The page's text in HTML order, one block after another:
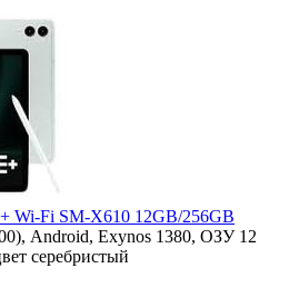
Wi-Fi SM-X610 12GB/256GB
Android, Exynos 1380, ОЗУ 12
серебристый